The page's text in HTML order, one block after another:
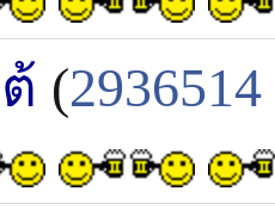
(2936514